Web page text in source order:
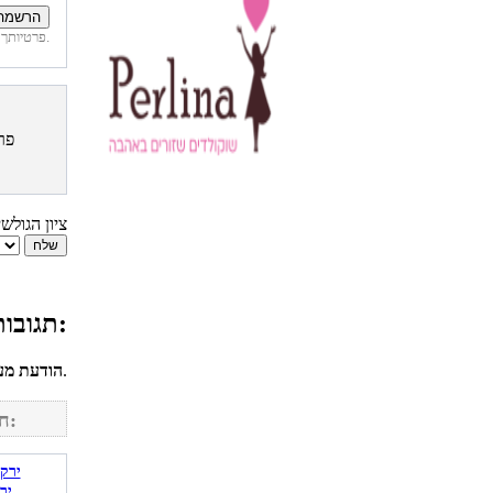
פרטיותך מובטחת. לא נחשוף את פרטיך. בכל רגע תוכל לבטל הרשמה לדיוור זה.
ציון
תגובות גולשים למתכון כרעי עוף בדבש וחרדל:
הודעתלחשבונך על מנת להגיב.
חפש מתכונים נוספים באתר: